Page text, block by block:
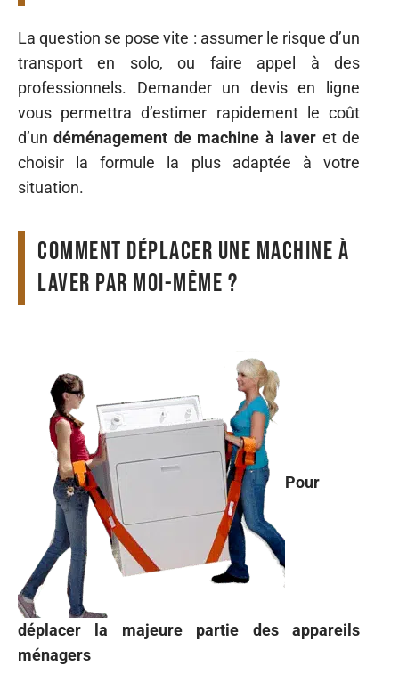
La question se pose vite : assumer le risque d’un
transport en solo, ou faire appel à des
professionnels. Demander un devis en ligne
vous permettra d’estimer rapidement le coût
d’undéménagement de machine à laver et de
choisir la formule la plus adaptée à votre
situation.
Comment déplacer une machine à
laver par moi-même ?
Pour
déplacer la majeure partie des appareils
ménagers